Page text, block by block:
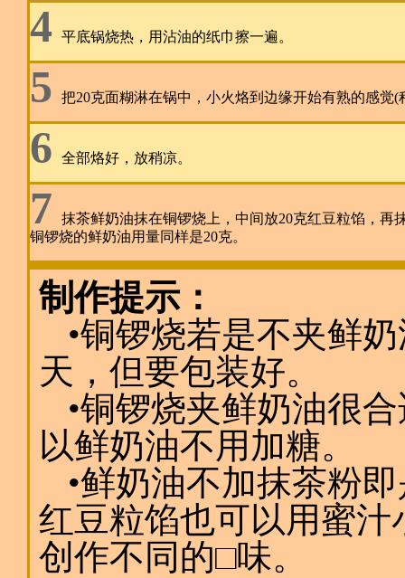
4 平底锅烧热，用沾油的纸巾擦一遍。
5 把20克面糊淋在锅中，小火烙到边缘开始有熟的感觉
6 全部烙好，放稍凉。
7
抹茶鲜奶油抹在铜锣烧上，中间放20克红豆粒馅，再
铜锣烧的鲜奶油用量同样是20克。
制作提示：
•铜锣烧若是不夹鲜
天，但要包装好。
•铜锣烧夹鲜奶油很
以鲜奶油不用加糖。
•鲜奶油不加抹茶粉
红豆粒馅也可以用蜜
创作不同的□味。